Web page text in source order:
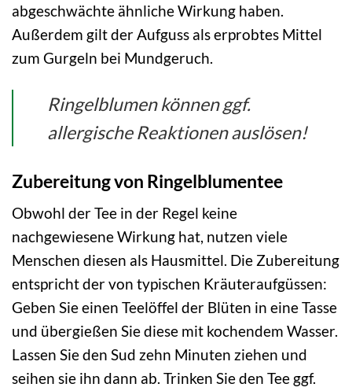
abgeschwächte ähnliche Wirkung haben.
Außerdem gilt der Aufguss als erprobtes Mittel
zum Gurgeln bei Mundgeruch.
Ringelblumen können ggf.
allergische Reaktionen auslösen!
Zubereitung von Ringelblumentee
Obwohl der Tee in der Regel keine
nachgewiesene Wirkung hat, nutzen viele
Menschen diesen als Hausmittel. Die Zubereitung
entspricht der von typischen Kräuteraufgüssen:
Geben Sie einen Teelöffel der Blüten in eine Tasse
und übergießen Sie diese mit kochendem Wasser.
Lassen Sie den Sud zehn Minuten ziehen und
seihen sie ihn dann ab. Trinken Sie den Tee ggf.